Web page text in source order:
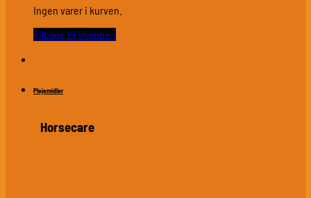
Ingen varer i kurven.
Tilbage til shoppen
Plejemidler
Horsecare